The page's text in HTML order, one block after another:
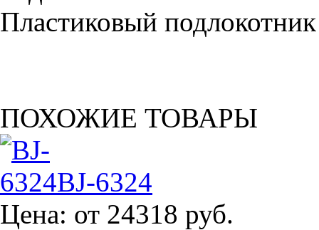
Пластиковый подлокотник
ПОХОЖИЕ ТОВАРЫ
BJ-6324
Цена: от 24318 руб.